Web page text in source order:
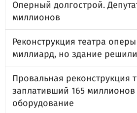
Оперный долгострой.
миллионов
Реконструкция театра
миллиард, но здание
Провальная реконструкция
заплативший 165
оборудование